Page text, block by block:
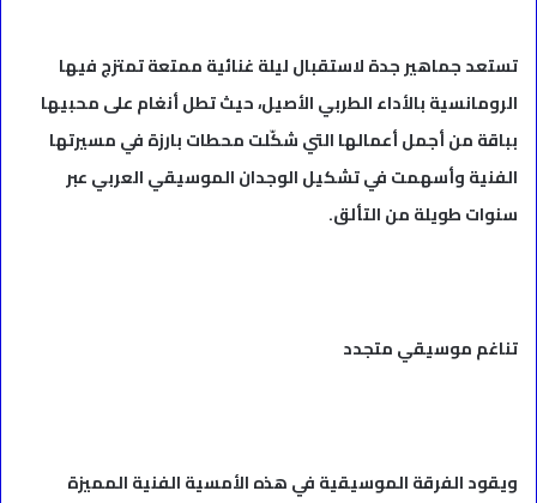
تستعد جماهير جدة لاستقبال ليلة غنائية ممتعة تمتزج فيها
الرومانسية بالأداء الطربي الأصيل، حيث تطل أنغام على محبيها
بباقة من أجمل أعمالها التي شكّلت محطات بارزة في مسيرتها
الفنية وأسهمت في تشكيل الوجدان الموسيقي العربي عبر
سنوات طويلة من التألق.
تناغم موسيقي متجدد
ويقود الفرقة الموسيقية في هذه الأمسية الفنية المميزة